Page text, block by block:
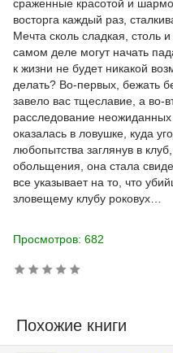
сраженные красотой и
восторга каждый раз,
Мечта сколь сладкая, столь
самом деле могут начать
к жизни не будет никакой
делать? Во-первых, бежать
завело вас тщеславие, а во-
расследование
оказалась в ловушке, куда
любопытства заглянув в
обольщения, она стала
все указывает на то, что
зловещему клубу роковух…
Просмотров: 682
Похожие книги